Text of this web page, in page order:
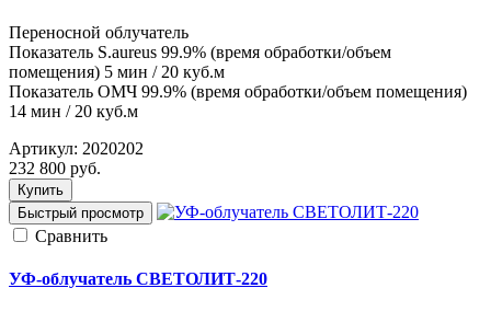
Переносной облучатель
Показатель S.aureus 99.9% (время обработки/объем
помещения) 5 мин / 20 куб.м
Показатель ОМЧ 99.9% (время обработки/объем помещения)
14 мин / 20 куб.м
Артикул: 2020202
232 800 руб.
Купить
Быстрый просмотр
Cравнить
УФ-облучатель СВЕТОЛИТ-220